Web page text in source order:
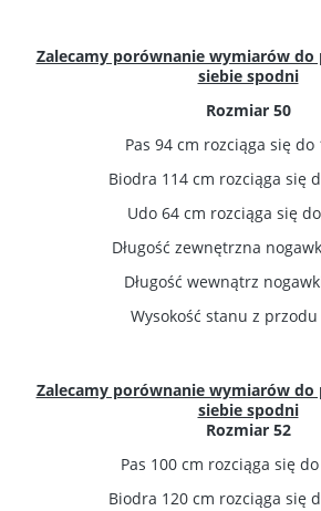
Zalecamy porównanie wymiarów do
siebie spodni
Rozmiar 50
Pas 94 cm rozciąga się do
Biodra 114 cm rozciąga się
Udo 64 cm rozciąga się
Długość zewnętrzna
Długość wewnątrz
Wysokość stanu z przodu
Zalecamy porównanie wymiarów do
siebie spodni
Rozmiar 52
Pas 100 cm rozciąga się
Biodra 120 cm rozciąga się